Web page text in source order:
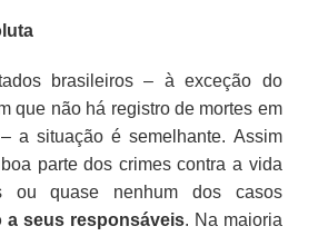
brasileiros – à exceção do
que não há registro de mortes em
a situação é semelhante. Assim
parte dos crimes contra a vida
ou quase nenhum dos casos
a seus responsáveis. Na maioria